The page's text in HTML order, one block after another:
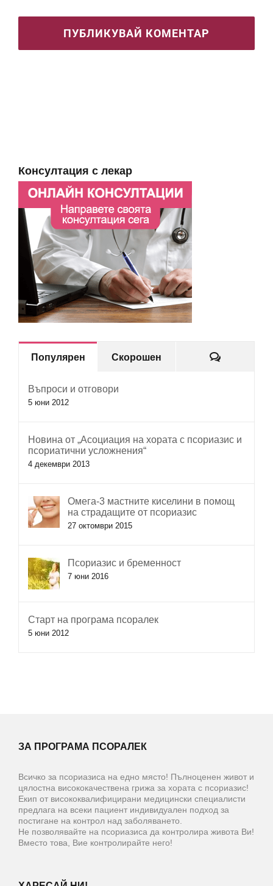
Консултация с лекар
Популярен Скорошен Коментари
Въпроси и отговори
5 юни 2012
Новина от „Асоциация на хората с псориазис и
псориатични усложнения“
4 декември 2013
Омега-3 мастните киселини в помощ
на страдащите от псориазис
27 октомври 2015
Псориазис и бременност
7 юни 2016
Старт на програма псоралек
5 юни 2012
ЗА ПРОГРАМА ПСОРАЛЕК
Всичко за псориазиса на едно място! Пълноценен живот и
цялостна висококачествена грижа за хората с псориазис!
Екип от висококвалифицирани медицински специалисти
предлага на всеки пациент индивидуален подход за
постигане на контрол над заболяването.
Не позволявайте на псориазиса да контролира живота Ви!
Вместо това, Вие контролирайте него!